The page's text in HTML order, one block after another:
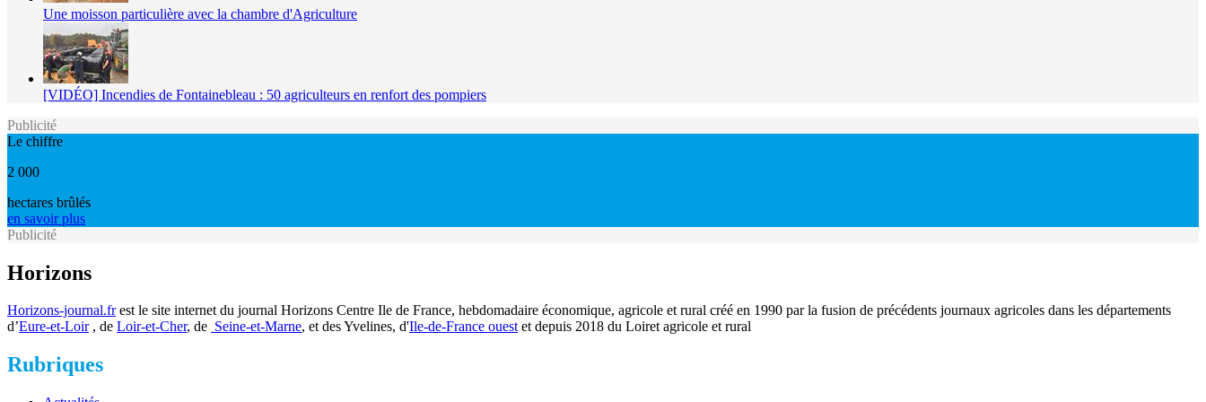
Une moisson particulière avec la chambre d'Agriculture
[VIDÉO] Incendies de Fontainebleau : 50 agriculteurs en renfort des pompiers
Publicité
Le chiffre
2 000
hectares brûlés
en savoir plus
Publicité
Horizons
Horizons-journal.frest le site internet du journal Horizons Centre Ile de France, hebdomadaire économique, agricole et rural créé en 1990 par la fusion de précédents journaux agricoles dans les départements
d’Eure-et-Loir, de Loir-et-Cher, de Seine-et-Marne, et des Yvelines, d'Ile-de-France ouestet depuis 2018 du Loiret agricole et rural
Rubriques